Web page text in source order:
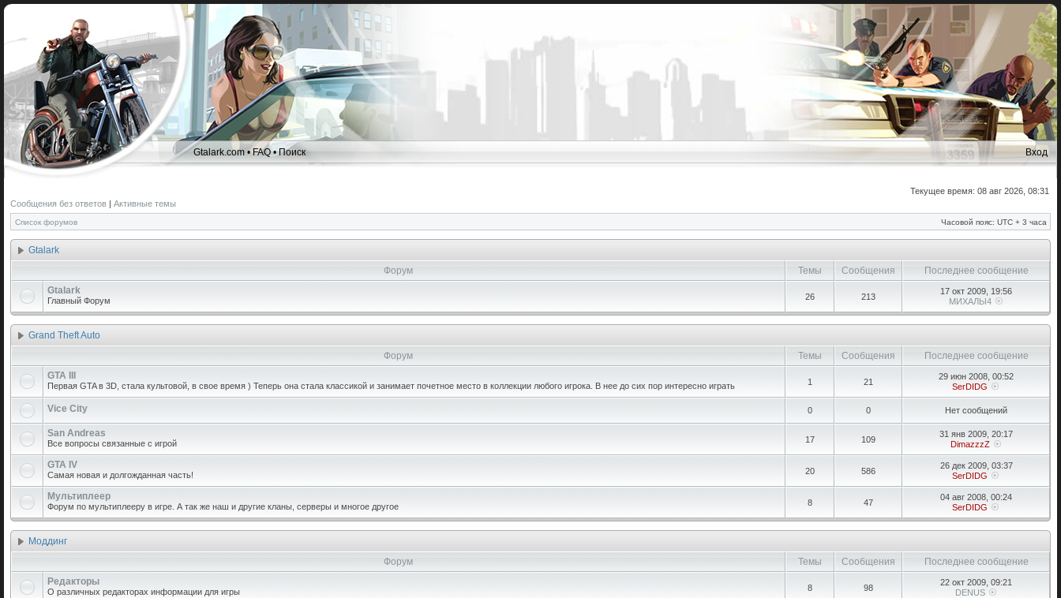
Gtalark.com •FAQ•Поиск Вход
Текущее время: 08 авг 2026, 08:31
Сообщения без ответов | Активные темы
Список форумов Часовой пояс: UTC + 3 часа
Gtalark
Форум
Темы Сообщения
Последнее сообщение
Gtalark
Главный Форум 26 213
17 окт 2009, 19:56
МИХАЛЫ4
Grand Theft Auto
Форум
Темы Сообщения
Последнее сообщение
GTA III
Первая GTA в 3D, стала культовой, в свое время ) Теперь она стала классикой и занимает почетное место в коллекции любого игрока. В нее до сих пор интересно играть 1 21
29 июн 2008, 00:52
SerDIDG
Vice City 0 0 Нет сообщений
San Andreas
Все вопросы связанные с игрой 17 109
31 янв 2009, 20:17
DimazzzZ
GTA IV
Самая новая и долгожданная часть! 20 586
26 дек 2009, 03:37
SerDIDG
Мультиплеер
Форум по мультиплееру в игре. А так же наш и другие кланы, серверы и многое другое 8 47
04 авг 2008, 00:24
SerDIDG
Моддинг
Форум
Темы Сообщения
Последнее сообщение
Редакторы
О различных редакторах информации для игры 8 98
22 окт 2009, 09:21
DENUS